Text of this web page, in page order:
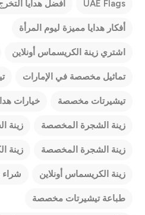
UAE Flags أفضل هدايا
أفكار هدايا مميزة ليوم المرأة
اشتري زينة الكريسماس أونلاين
تماثيل مخصصة في الإمارات
تيشيرتات مخصصة خيارات
زينة الشجرة المخصصة زينة
زينة الشجرة المخصصة زينة
زينة الكريسماس أونلاين شراء
طباعة تيشيرتات مخصصة